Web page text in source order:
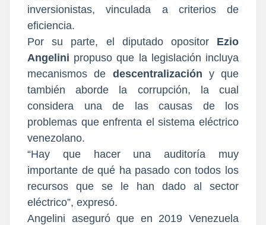
inversionistas, vinculada a criterios de
eficiencia.
Por su parte, el diputado opositor
Ezio
Angelini propuso que la legislación incluya
mecanismos de descentralización y que
también aborde la corrupción, la cual
considera una de las causas de los
problemas que enfrenta el sistema eléctrico
venezolano.
“Hay que hacer una auditoría muy
importante de qué ha pasado con todos los
recursos que se le han dado al sector
eléctrico”, expresó.
Angelini aseguró que en 2019 Venezuela